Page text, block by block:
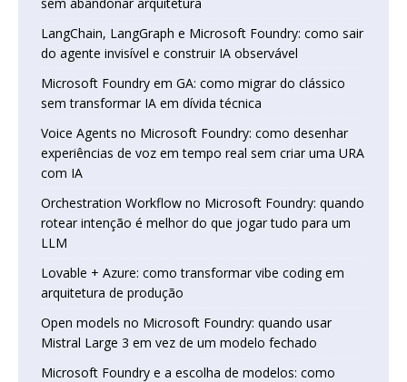
LangChain, LangGraph e Microsoft Foundry: como sair
do agente invisível e construir IA observável
Microsoft Foundry em GA: como migrar do clássico
sem transformar IA em dívida técnica
Voice Agents no Microsoft Foundry: como desenhar
experiências de voz em tempo real sem criar uma URA
com IA
Orchestration Workflow no Microsoft Foundry: quando
rotear intenção é melhor do que jogar tudo para um
LLM
Lovable + Azure: como transformar vibe coding em
arquitetura de produção
Open models no Microsoft Foundry: quando usar
Mistral Large 3 em vez de um modelo fechado
Microsoft Foundry e a escolha de modelos: como